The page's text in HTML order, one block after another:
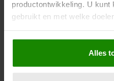
productontwikkeling. U kunt
gebruikt en met welke
Als u het toestaat, willen we
Informatie
locatie, die tot een paar
Alles